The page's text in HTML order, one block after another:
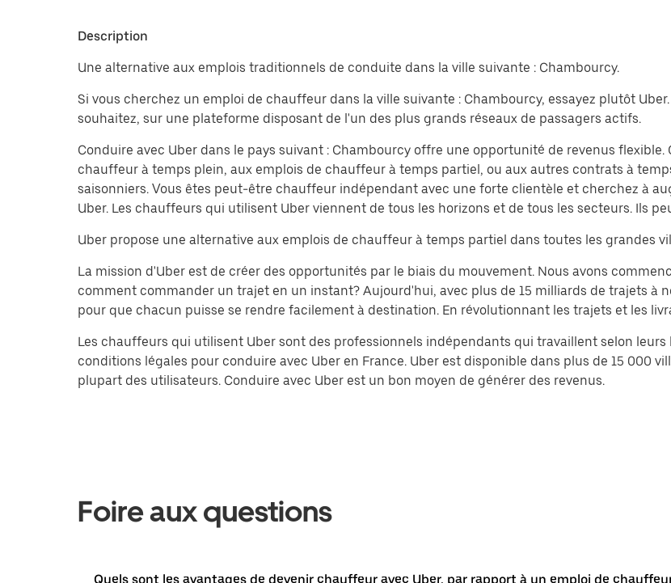
Description
Une alternative aux emplois traditionnels de conduite dans la ville suivante : Chambourcy.
Si vous cherchez un emploi de chauffeur dans la ville suivante : Chambourcy, essayez plutôt
souhaitez, sur une plateforme disposant de l'un des plus grands réseaux de passagers actifs.
Conduire avec Uber dans le pays suivant : Chambourcy offre une opportunité de revenus
chauffeur à temps plein, aux emplois de chauffeur à temps partiel, ou aux autres contrats à
saisonniers. Vous êtes peut-être chauffeur indépendant avec une forte clientèle et cherchez à
Uber. Les chauffeurs qui utilisent Uber viennent de tous les horizons et de tous les secteurs. Ils
Uber propose une alternative aux emplois de chauffeur à temps partiel dans toutes les grandes
La mission d'Uber est de créer des opportunités par le biais du mouvement. Nous avons
comment commander un trajet en un instant? Aujourd'hui, avec plus de 15 milliards de trajets à
pour que chacun puisse se rendre facilement à destination. En révolutionnant les trajets et les
Les chauffeurs qui utilisent Uber sont des professionnels indépendants qui travaillent selon
conditions légales pour conduire avec Uber en France. Uber est disponible dans plus de 15 000
plupart des utilisateurs. Conduire avec Uber est un bon moyen de générer des revenus.
Foire aux questions
Quels sont les avantages de devenir chauffeur avec Uber, par rapport à un emploi de